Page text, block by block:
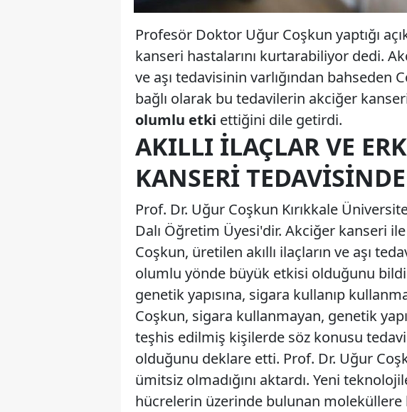
Profesör Doktor Uğur Coşkun yaptığı
kanseri hastalarını kurtarabiliyor dedi.
ve aşı tedavisinin varlığından bahseden
bağlı olarak bu tedavilerin akciğer
olumlu etki ettiğini dile getirdi.
AKILLI İLAÇLAR VE
KANSERI
Prof. Dr. Uğur Coşkun Kırıkkale
Dalı Öğretim Üyesi'dir. Akciğer kanseri
Coşkun, üretilen akıllı ilaçların ve aşı
olumlu yönde büyük etkisi olduğunu
genetik yapısına, sigara kullanıp
Coşkun, sigara kullanmayan, genetik
teşhis edilmiş kişilerde söz konusu
olduğunu deklare etti. Prof. Dr. Uğur
ümitsiz olmadığını aktardı. Yeni
hücrelerin üzerinde bulunan